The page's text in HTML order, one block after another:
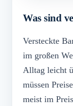
Was sind
Versteckte
im großen
Alltag leicht
müssen
meist im